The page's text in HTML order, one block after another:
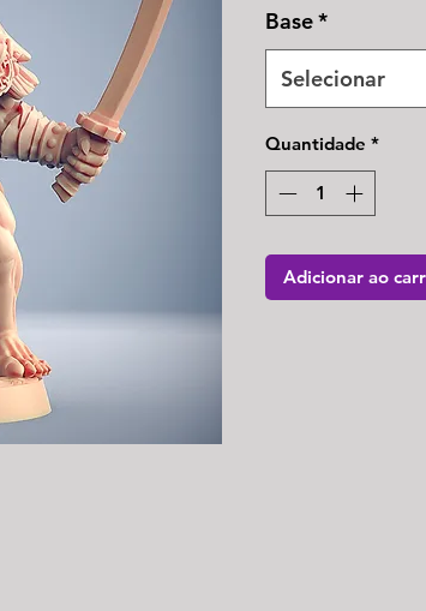
Base*
Selecionar
Quantidade *
Adicionar ao